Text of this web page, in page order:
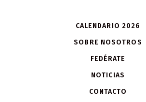
CALENDARIO 2026
SOBRE NOSOTROS
FEDÉRATE
NOTICIAS
CONTACTO